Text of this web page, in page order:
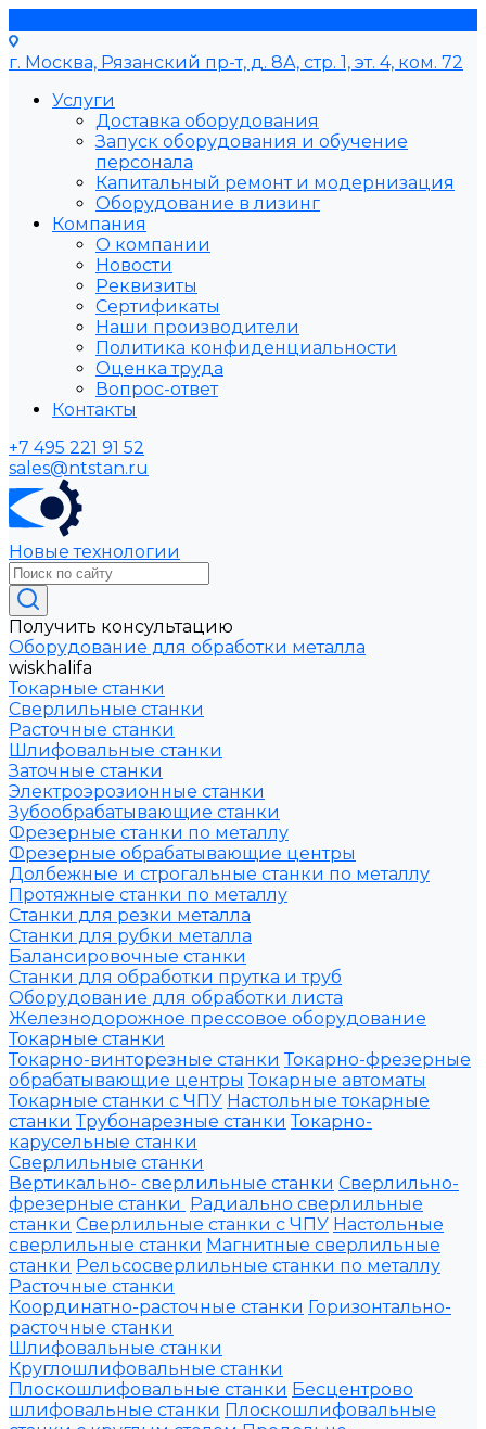
г. Москва, Рязанский пр-т, д. 8А, стр. 1, эт. 4, ком. 72
Услуги
Доставка оборудования
Запуск оборудования и обучение
персонала
Капитальный ремонт и модернизация
Оборудование в лизинг
Компания
О компании
Новости
Реквизиты
Сертификаты
Наши производители
Политика конфиденциальности
Оценка труда
Вопрос-ответ
Контакты
+7 495 221 91 52
sales@ntstan.ru
Новые технологии
Получить консультацию
Оборудование для обработки металла
wiskhalifa
Токарные станки
Сверлильные станки
Расточные станки
Шлифовальные станки
Заточные станки
Электроэрозионные станки
Зубообрабатывающие станки
Фрезерные станки по металлу
Фрезерные обрабатывающие центры
Долбежные и строгальные станки по металлу
Протяжные станки по металлу
Станки для резки металла
Станки для рубки металла
Балансировочные станки
Станки для обработки прутка и труб
Оборудование для обработки листа
Железнодорожное прессовое оборудование
Токарные станки
Токарно-винторезные станки Токарно-фрезерные
обрабатывающие центры Токарные автоматы
Токарные станки с ЧПУ Настольные токарные
станки Трубонарезные станки Токарно-
карусельные станки
Сверлильные станки
Вертикально- сверлильные станки Сверлильно-
фрезерные станки Радиально сверлильные
станки Сверлильные станки с ЧПУ Настольные
сверлильные станки Магнитные сверлильные
станки Рельсосверлильные станки по металлу
Расточные станки
Координатно-расточные станки Горизонтально-
расточные станки
Шлифовальные станки
Круглошлифовальные станки
Плоскошлифовальные станки Бесцентрово
шлифовальные станки Плоскошлифовальные